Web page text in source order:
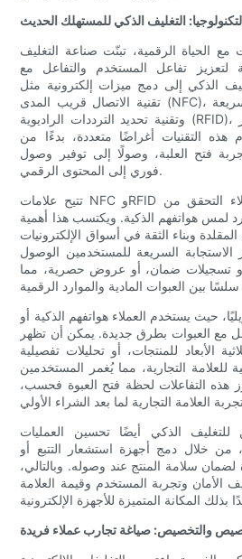
التغليف الذكي للمستهلك الحديث
مع الحياة الرقمية، تبنّت صناعة التغليف
لتعزيز تفاعل المستخدم والتفاعل مع
الذكي إلى دمج ميزات إلكترونية مثل
تقنية الاتصال قريب المدى (NFC)، ورموز الاستجابة السريعة (QR)،
وتقنية تحديد الترددات الراديوية (RFID)، وعناصر الواقع المعزز (AR)
هذه التقنيات أغراضًا متعددة، بدءًا من
فتح العلبة، وصولًا إلى توفير وصول
فوري إلى المحتوى الرقمي.
تتيح علامات NFC وRFID المدمجة في العبوات للعملاء التحقق من
لمس هواتفهم الذكية. ويكتسب هذا أهمية
وبناء الثقة في أسواق الإلكترونيات
الاستجابة السريعة للمستخدمين الوصول
أو تسجيلات ضمان، أو عروض حصرية، مما
حيث يستخدم العملاء هواتفهم الذكية أو
مع العبوات بطرق جديدة. يمكن أن تظهر
الأبعاد للمنتجات، أو تحليلات تفصيلية
التجارية، مما يُغمر المستخدمين
هذه التفاعلات لحظة فتح العبوة فحسب،
الذكي أيضًا تحسين العمليات
من خلال دمج أجهزة استشعار التتبع أو
سلامة المنتج عند وصوله. وبالتالي،
الأمان وتجربة المستخدم وقيمة العلامة
والتخصيص: صياغة تجارب عملاء فريدة